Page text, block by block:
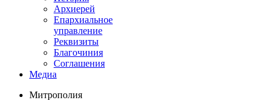
Архиерей
Епархиальное
управление
Реквизиты
Благочиния
Соглашения
Медиа
Митрополия